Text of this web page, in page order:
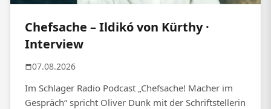
Chefsache – Ildikó von Kürthy ·
Interview
07.08.2026
Im Schlager Radio Podcast „Chefsache! Macher im
Gespräch“ spricht Oliver Dunk mit der Schriftstellerin